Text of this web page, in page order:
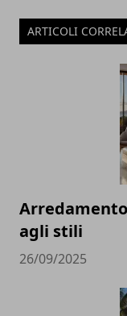
ARTICOLI
agli stili
26/09/2025